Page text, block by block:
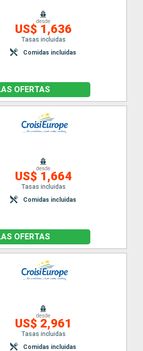
desde
US$ 1,636
Tasas incluidas
Comidas incluidas
OFERTAS
desde
US$ 1,664
Tasas incluidas
Comidas incluidas
OFERTAS
desde
US$ 2,961
Tasas incluidas
Comidas incluidas